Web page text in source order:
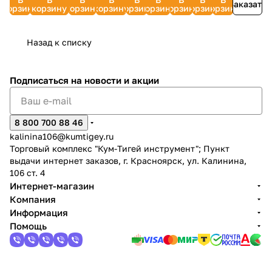
корзину
ASPECT/Motor
oil 1liter
корзину Вт)
ТМ
УТ000006206
корзину
УТ000009071
корзинукорзинукорзинукорзинукорзинукорзинуЗаказать
Назад к списку
Подписаться на новости и акции
8 800 700 88 46
kalinina106@kumtigey.ru
Торговый комплекс "Кум-Тигей инструмент"; Пункт
выдачи интернет заказов, г. Красноярск, ул. Калинина,
106 ст. 4
Интернет-магазин
Компания
Информация
Помощь